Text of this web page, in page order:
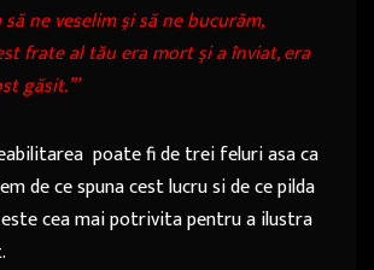
ne veselim şi să ne bucurăm,
frate al tău era mort şi a înviat, era
găsit.’”
poate fi de trei feluri asa ca
de ce spuna cest lucru si de ce pilda
cea mai potrivita pentru a ilustra